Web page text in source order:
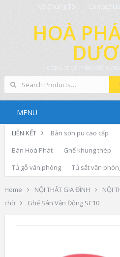
Về Chúng Tôi Contact Us
HOÀ
CÔNG TY CỔ PHẦN XÂY
MENU
LIÊN KẾT Bàn sơn pu cao cấp
Bàn Hoà Phát
Ghế khung thép
Tủ gỗ văn phòng
Tủ sắt văn
Home NỘI THẤT GIA ĐÌNH NỘI
chờ
Ghế Sân Vận Động SC10